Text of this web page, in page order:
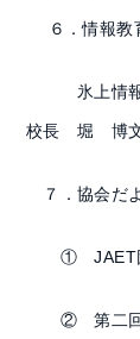
６．情報教
氷上情報教
校長 堀 博
７．協会だ
① JAET団
② 第二回教